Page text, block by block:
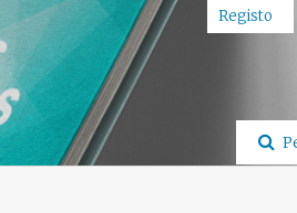
Registo